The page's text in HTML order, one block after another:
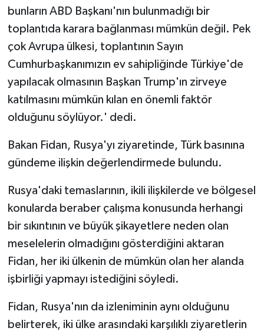
bunların ABD Başkanı'nın bulunmadığı bir
toplantıda karara bağlanması mümkün değil. Pek
çok Avrupa ülkesi, toplantının Sayın
Cumhurbaşkanımızın ev sahipliğinde Türkiye'de
yapılacak olmasının Başkan Trump'ın zirveye
katılmasını mümkün kılan en önemli faktör
olduğunu söylüyor.' dedi.
Bakan Fidan, Rusya'yı ziyaretinde, Türk basınına
gündeme ilişkin değerlendirmede bulundu.
Rusya'daki temaslarının, ikili ilişkilerde ve bölgesel
konularda beraber çalışma konusunda herhangi
bir sıkıntının ve büyük şikayetlere neden olan
meselelerin olmadığını gösterdiğini aktaran
Fidan, her iki ülkenin de mümkün olan her alanda
işbirliği yapmayı istediğini söyledi.
Fidan, Rusya'nın da izleniminin aynı olduğunu
belirterek, iki ülke arasındaki karşılıklı ziyaretlerin
ÖZEL HABER
SAĞLIK
SİYASET
TATLISU
TEKNOLOJİ
YAŞAM